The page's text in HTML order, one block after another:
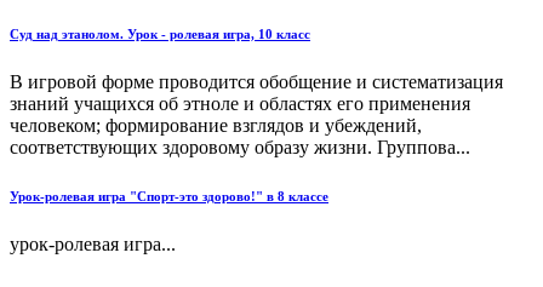
Суд над этанолом. Урок - ролевая игра, 10 класс
В игровой форме проводится обобщение и систематизация
знаний учащихся об этноле и областях его применения
человеком; формирование взглядов и убеждений,
соответствующих здоровому образу жизни. Группова...
Урок-ролевая игра "Спорт-это здорово!" в 8 классе
урок-ролевая игра...